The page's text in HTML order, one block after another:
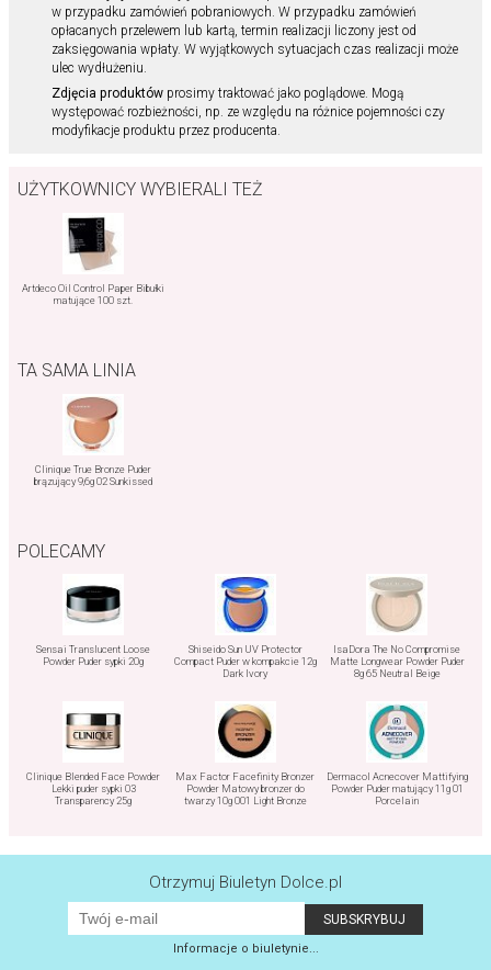
w przypadku zamówień pobraniowych. W przypadku zamówień
opłacanych przelewem lub kartą, termin realizacji liczony jest od
zaksięgowania wpłaty. W wyjątkowych sytuacjach czas realizacji może
ulec wydłużeniu.
Zdjęcia produktówprosimy traktować jako poglądowe. Mogą
występować rozbieżności, np. ze względu na różnice pojemności czy
modyfikacje produktu przez producenta.
UŻYTKOWNICY WYBIERALI TEŻ
Artdeco Oil Control Paper Bibułki
matujące 100 szt.
TA SAMA LINIA
Clinique True Bronze Puder
brązujący 9,6g 02 Sunkissed
POLECAMY
Sensai Translucent Loose
Powder Puder sypki 20g
Shiseido Sun UV Protector
Compact Puder w kompakcie 12g
Dark Ivory
IsaDora The No Compromise
Matte Longwear Powder Puder
8g 65 Neutral Beige
Clinique Blended Face Powder
Lekki puder sypki 03
Transparency 25g
Max Factor Facefinity Bronzer
Powder Matowy bronzer do
twarzy 10g 001 Light Bronze
Dermacol Acnecover Mattifying
Powder Puder matujący 11g 01
Porcelain
Otrzymuj Biuletyn Dolce.pl
Informacje o biuletynie...